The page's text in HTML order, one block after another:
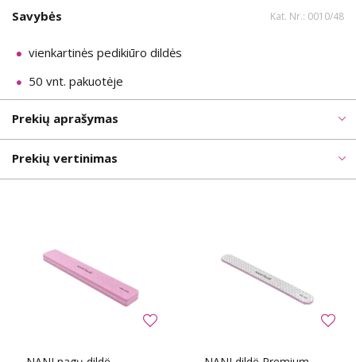
Savybės Kat. Nr.: 0010/48
vienkartinės pedikiūro dildės
50 vnt. pakuotėje
Prekių aprašymas
Prekių vertinimas